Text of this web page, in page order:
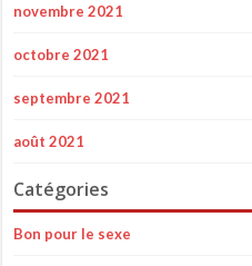
novembre 2021
octobre 2021
septembre 2021
août 2021
Catégories
Bon pour le sexe